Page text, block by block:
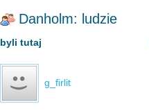
Danholm: ludzie
byli tutaj
g_firlit